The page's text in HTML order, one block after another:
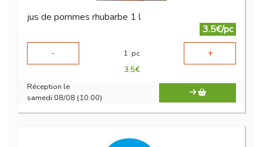
jus de pommes rhubarbe 1 l
3.5€/pc
-
1 pc +
3.5€
Réception le
samedi 08/08 (10:00)